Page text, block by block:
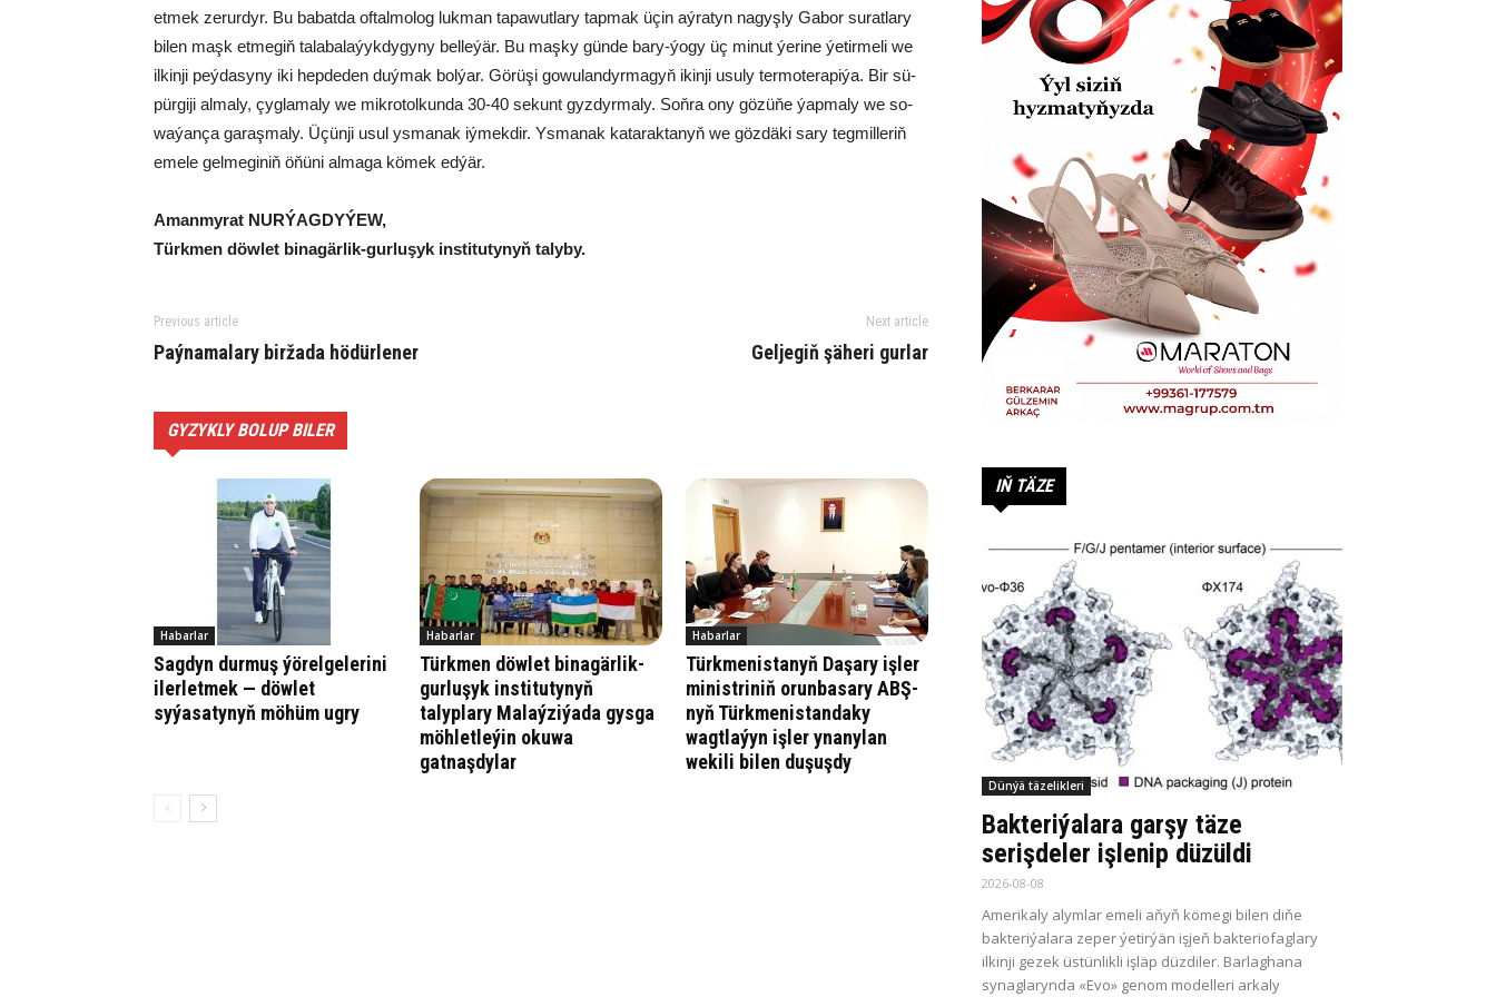
etmek ze­rur­dyr. Bu ba­bat­da of­tal­mo­log luk­man ta­pa­wut­la­ry tap­mak üçin aý­ra­tyn na­gyş­ly Ga­bor su­rat­la­ry
bi­len maşk et­me­giň ta­la­ba­la­ýyk­dy­gy­ny bel­le­ýär. Bu maş­ky gün­de ba­ry-ýo­gy üç mi­nut ýe­ri­ne ýe­ti­r­me­li we
il­kin­ji peýdasyny iki hep­de­den duý­mak bol­ýar. Gö­rü­şi go­wu­lan­dyr­ma­gyň ikin­ji usu­ly ter­mo­te­ra­pi­ýa. Bir sü­
pür­gi­ji al­ma­ly, çyg­la­ma­ly we mik­ro­tol­kun­da 30-40 se­kunt gyz­dyr­ma­ly. Soň­ra ony gö­zü­ňe ýap­ma­ly we so­
wa­ýan­ça ga­raş­ma­ly. Üçün­ji usul ys­ma­nak­ iýmekdir. Ys­ma­nak ka­ta­rak­ta­nyň we göz­dä­ki sa­ry teg­mil­le­riň
eme­le gel­me­gi­niň öňü­ni al­ma­ga kö­mek ed­ýär.
Aman­my­rat NUR­ÝAG­DY­ÝEW,
Türk­men döw­let bi­na­gär­lik-gur­lu­şyk ins­ti­tu­ty­nyň ta­ly­by.
Previous article
Paý­na­ma­la­ry bir­ža­da hö­dür­le­ner
Next article
Gel­je­giň şä­he­ri gur­lar
GYZYKLY BOLUP BILER
Habarlar
Sagdyn durmuş ýörelgelerini
ilerletmek — döwlet
syýasatynyň möhüm ugry
Habarlar
Türkmen döwlet binagärlik-
gurluşyk institutynyň
talyplary Malaýziýada gysga
möhletleýin okuwa
gatnaşdylar
Habarlar
Türkmenistanyň Daşary işler
ministriniň orunbasary ABŞ-
nyň Türkmenistandaky
wagtlaýyn işler ynanylan
wekili bilen duşuşdy
IŇ TÄZE
Dünýä täzelikleri
Bakteriýalara garşy täze
serişdeler işlenip düzüldi
2026-08-08
Amerikaly alymlar emeli aňyň kömegi bilen diňe
bakteriýalara zeper ýetirýän işjeň bakteriofaglary
ilkinji gezek üstünlikli işläp düzdiler. Barlaghana
synaglarynda «Evo» genom modelleri arkaly